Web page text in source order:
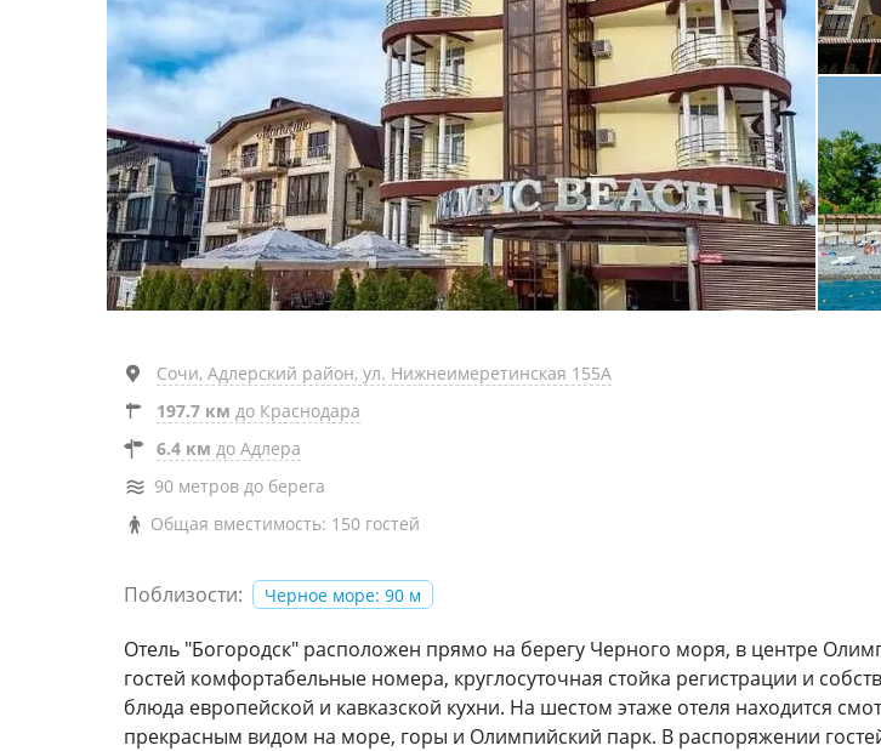
Сочи, Адлерский район, ул. Нижнеимеретинская 155А
197.7 км до Краснодара
6.4 км до Адлера
90 метров до берега
Общая вместимость: 150 гостей
Поблизости: Черное море: 90 м
Отель "Богородск" расположен прямо на берегу Черного моря, в центре
гостей комфортабельные номера, круглосуточная стойка регистрации и
блюда европейской и кавказской кухни. На шестом этаже отеля находится
прекрасным видом на море, горы и Олимпийский парк. В распоряжении